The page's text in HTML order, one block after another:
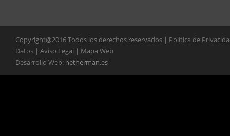
Copyright@2016 Todos los derechos reservados | Política de
Datos | Aviso Legal | Mapa Web
Desarrollo Web: netherman.es